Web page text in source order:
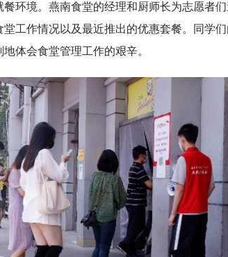
环境。燕南食堂的经理和厨师长为志愿者们
工作情况以及最近推出的优惠套餐。同学
体会食堂管理工作的艰辛。